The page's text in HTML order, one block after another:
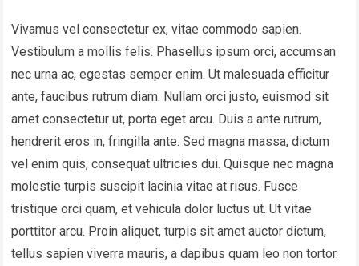
Vivamus vel consectetur ex, vitae commodo sapien.
Vestibulum a mollis felis. Phasellus ipsum orci, accumsan
nec urna ac, egestas semper enim. Ut malesuada efficitur
ante, faucibus rutrum diam. Nullam orci justo, euismod sit
amet consectetur ut, porta eget arcu. Duis a ante rutrum,
hendrerit eros in, fringilla ante. Sed magna massa, dictum
vel enim quis, consequat ultricies dui. Quisque nec magna
molestie turpis suscipit lacinia vitae at risus. Fusce
tristique orci quam, et vehicula dolor luctus ut. Ut vitae
porttitor arcu. Proin aliquet, turpis sit amet auctor dictum,
tellus sapien viverra mauris, a dapibus quam leo non tortor.